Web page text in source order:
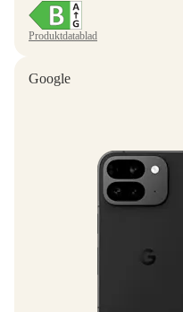
Produktdatablad
Google